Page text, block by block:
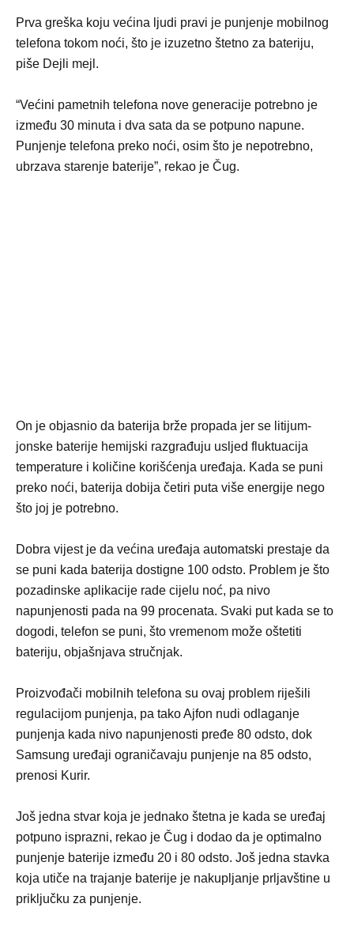
Prva greška koju većina ljudi pravi je punjenje mobilnog
telefona tokom noći, što je izuzetno štetno za bateriju,
piše Dejli mejl.
“Većini pametnih telefona nove generacije potrebno je
između 30 minuta i dva sata da se potpuno napune.
Punjenje telefona preko noći, osim što je nepotrebno,
ubrzava starenje baterije”, rekao je Čug.
On je objasnio da baterija brže propada jer se litijum-
jonske baterije hemijski razgrađuju usljed fluktuacija
temperature i količine korišćenja uređaja. Kada se puni
preko noći, baterija dobija četiri puta više energije nego
što joj je potrebno.
Dobra vijest je da većina uređaja automatski prestaje da
se puni kada baterija dostigne 100 odsto. Problem je što
pozadinske aplikacije rade cijelu noć, pa nivo
napunjenosti pada na 99 procenata. Svaki put kada se to
dogodi, telefon se puni, što vremenom može oštetiti
bateriju, objašnjava stručnjak.
Proizvođači mobilnih telefona su ovaj problem riješili
regulacijom punjenja, pa tako Ajfon nudi odlaganje
punjenja kada nivo napunjenosti pređe 80 odsto, dok
Samsung uređaji ograničavaju punjenje na 85 odsto,
prenosi Kurir.
Još jedna stvar koja je jednako štetna je kada se uređaj
potpuno isprazni, rekao je Čug i dodao da je optimalno
punjenje baterije između 20 i 80 odsto. Još jedna stavka
koja utiče na trajanje baterije je nakupljanje prljavštine u
priključku za punjenje.